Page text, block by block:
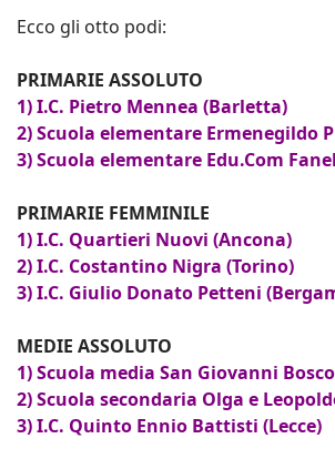
Ecco gli otto podi:
PRIMARIE ASSOLUTO
1) I.C. Pietro Mennea (Barletta)
2) Scuola elementare Ermenegildo
3) Scuola elementare Edu.Com
PRIMARIE FEMMINILE
1) I.C. Quartieri Nuovi (Ancona)
2) I.C. Costantino Nigra (Torino)
3) I.C. Giulio Donato Petteni
MEDIE ASSOLUTO
1) Scuola media San Giovanni
2) Scuola secondaria Olga e
3) I.C. Quinto Ennio Battisti (Lecce)